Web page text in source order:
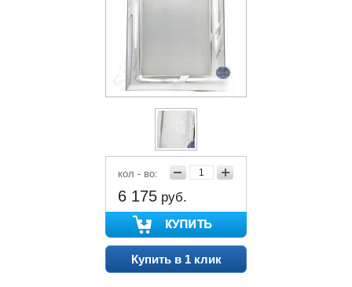
кол - во:
6 175 руб.
Купить в 1 клик